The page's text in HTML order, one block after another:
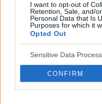
I want to opt-out of
Retention, Sale, and/
Personal Data that Is
Purposes for which it
Opted Out
Sensitive Data
CONFIRM
POWIĄZANE
Tematy
embolizacja mięśniaków
ropień gruczołu bartholina